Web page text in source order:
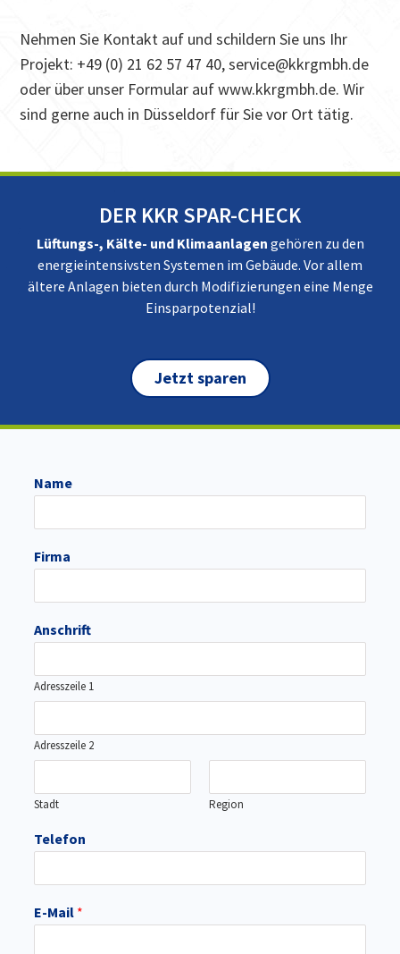
Nehmen Sie Kontakt auf und schildern Sie uns Ihr
Projekt: +49 (0) 21 62 57 47 40, service@kkrgmbh.de
oder über unser Formular auf www.kkrgmbh.de. Wir
sind gerne auch in Düsseldorf für Sie vor Ort tätig.
DER KKR SPAR-CHECK
Lüftungs-, Kälte- und Klimaanlagen gehören zu den
energieintensivsten Systemen im Gebäude. Vor allem
ältere Anlagen bieten durch Modifizierungen eine Menge
Einsparpotenzial!
Jetzt sparen
Name
Firma
Anschrift
Adresszeile 1
Adresszeile 2
Stadt Region
Telefon
E-Mail *